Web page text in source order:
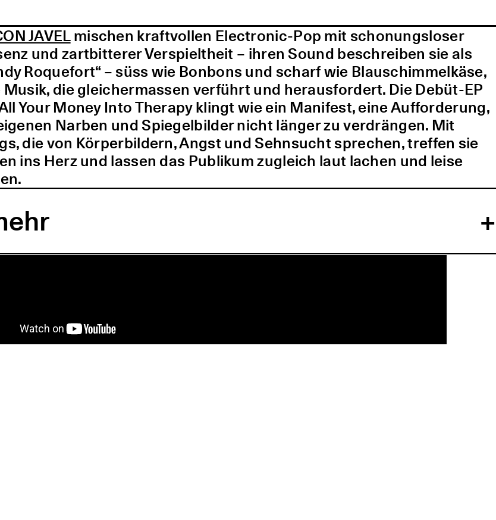
JAVELmischen kraftvollen Electronic-Pop mit schonungsloser
und zartbitterer Verspieltheit – ihren Sound beschreiben sie als
Roquefort“ – süss wie Bonbons und scharf wie Blauschimmelkäse,
Musik, die gleichermassen verführt und herausfordert. Die Debüt-EP
Your Money Into Therapy klingt wie ein Manifest, eine Aufforderung,
Narben und Spiegelbilder nicht länger zu verdrängen. Mit
die von Körperbildern, Angst und Sehnsucht sprechen, treffen sie
ins Herz und lassen das Publikum zugleich laut lachen und leise